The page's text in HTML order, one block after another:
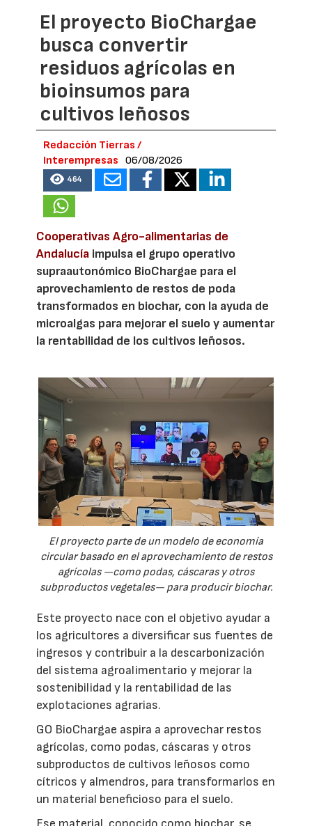
El proyecto BioChargae
busca convertir
residuos agrícolas en
bioinsumos para
cultivos leñosos
Redacción Tierras /
Interempresas
06/08/2026
464
Cooperativas Agro-alimentarias de
Andalucía impulsa el grupo operativo
supraautonómico BioChargae para el
aprovechamiento de restos de poda
transformados en biochar, con la ayuda de
microalgas para mejorar el suelo y aumentar
la rentabilidad de los cultivos leñosos.
El proyecto parte de un modelo de economía
circular basado en el aprovechamiento de restos
agrícolas —como podas, cáscaras y otros
subproductos vegetales— para producir biochar.
Este proyecto nace con el objetivo ayudar a
los agricultores a diversificar sus fuentes de
ingresos y contribuir a la descarbonización
del sistema agroalimentario y mejorar la
sostenibilidad y la rentabilidad de las
explotaciones agrarias.
GO BioChargae aspira a aprovechar restos
agrícolas, como podas, cáscaras y otros
subproductos de cultivos leñosos como
cítricos y almendros, para transformarlos en
un material beneficioso para el suelo.